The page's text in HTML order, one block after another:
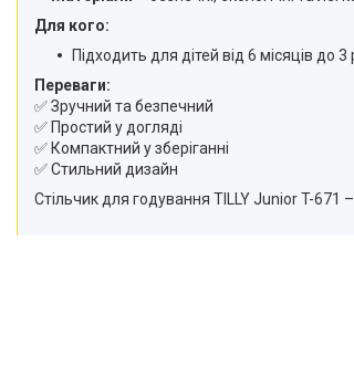
Для кого:
Підходить для дітей від 6 місяців до 3
Переваги:
✅ Зручний та безпечний
✅ Простий у догляді
✅ Компактний у зберіганні
✅ Стильний дизайн
Стільчик для годування TILLY Junior T-671